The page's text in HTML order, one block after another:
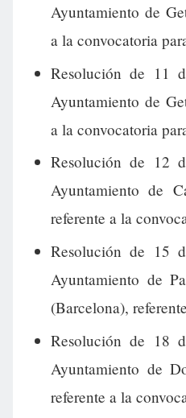
Ayuntamiento de
a la convocatoria
Resolución de 11
Ayuntamiento de
a la convocatoria
Resolución de 12
Ayuntamiento de
referente a la
Resolución de 15
Ayuntamiento de
(Barcelona),
Resolución de 18
Ayuntamiento de
referente a la